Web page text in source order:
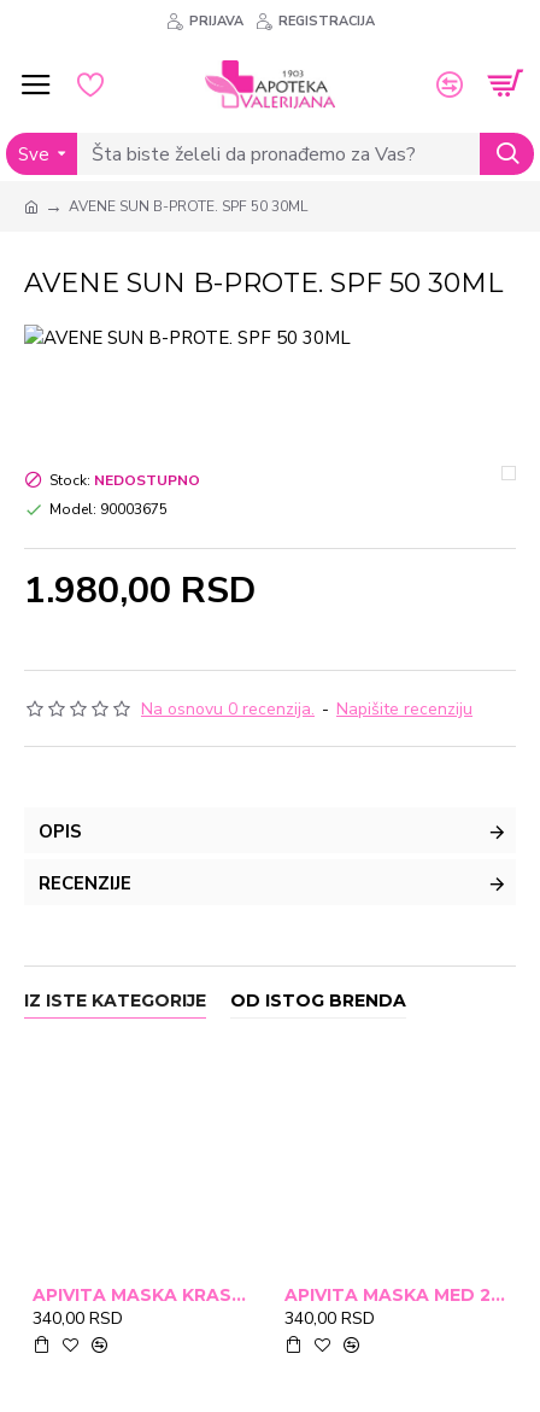
PRIJAVA REGISTRACIJA
Sve
AVENE SUN B-PROTE. SPF 50 30ML
AVENE SUN B-PROTE. SPF 50 30ML
Na osnovu 0 recenzija. - Napišite recenziju
1.980,00 RSD
Stock: NEDOSTUPNO
Model: 90003675
OPIS
RECENZIJE
IZ ISTE KATEGORIJE OD ISTOG BRENDA
APIVITA MASKA KRASTAVAC 2X8ML
340,00 RSD
APIVITA MASKA MED 2X8ML
340,00 RSD